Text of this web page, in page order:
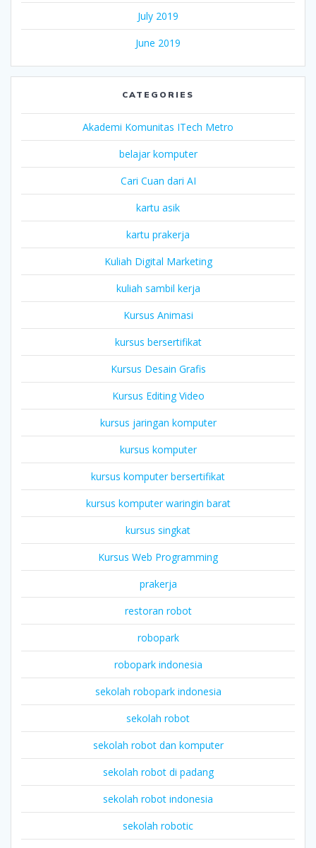
July 2019
June 2019
CATEGORIES
Akademi Komunitas ITech Metro
belajar komputer
Cari Cuan dari AI
kartu asik
kartu prakerja
Kuliah Digital Marketing
kuliah sambil kerja
Kursus Animasi
kursus bersertifikat
Kursus Desain Grafis
Kursus Editing Video
kursus jaringan komputer
kursus komputer
kursus komputer bersertifikat
kursus komputer waringin barat
kursus singkat
Kursus Web Programming
prakerja
restoran robot
robopark
robopark indonesia
sekolah robopark indonesia
sekolah robot
sekolah robot dan komputer
sekolah robot di padang
sekolah robot indonesia
sekolah robotic